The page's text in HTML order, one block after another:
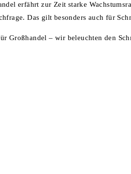
erfährt zur Zeit starke
Das gilt besonders auch für
Großhandel – wir beleuchten den